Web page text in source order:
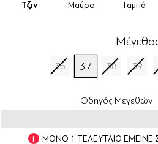
Τζιν Μαύρο Ταμπά
36 37 38 39
Οδηγός Μεγεθών
ΜΟΝΟ 1 ΤΕΛΕΥΤΑΙΟ ΕΜΕΙΝΕ